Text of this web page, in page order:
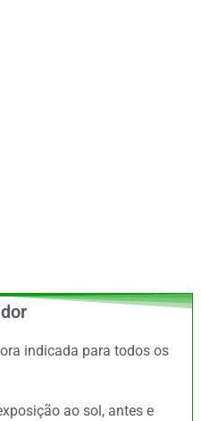
indicada para todos os
ao sol, antes e